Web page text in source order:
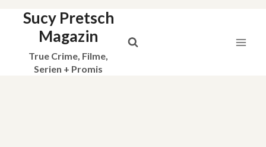
Sucy Pretsch
Magazin
True Crime, Filme,
Serien + Promis